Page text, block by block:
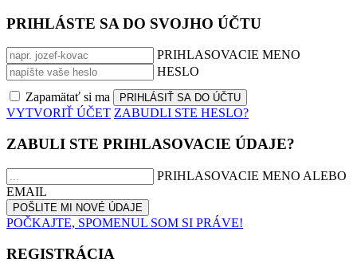
PRIHLÁSTE SA DO SVOJHO ÚČTU
PRIHLASOVACIE MENO
HESLO
Zapamätať si ma
VYTVORIŤ ÚČET ZABUDLI STE HESLO?
ZABULI STE PRIHLASOVACIE ÚDAJE?
PRIHLASOVACIE MENO ALEBO
EMAIL
POČKAJTE, SPOMENUL SOM SI PRÁVE!
REGISTRÁCIA